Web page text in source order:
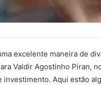
excelente maneira de
Valdir Agostinho Piran,
Aqui estão